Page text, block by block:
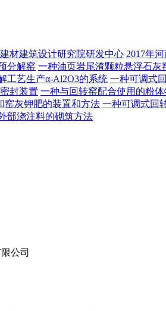
材建筑设计研究院研发中心 2017年
分解窑 一种油页岩尾渣颗粒悬浮石灰
工艺生产α-Al2O3的系统 一种可调式
封装置 一种与回转窑配合使用的粉
窑灰钾肥的装置和方法 一种可调式回
部浇注料的砌筑方法
公司